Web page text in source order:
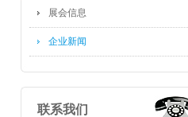
展会信息
企业新闻
联系我们